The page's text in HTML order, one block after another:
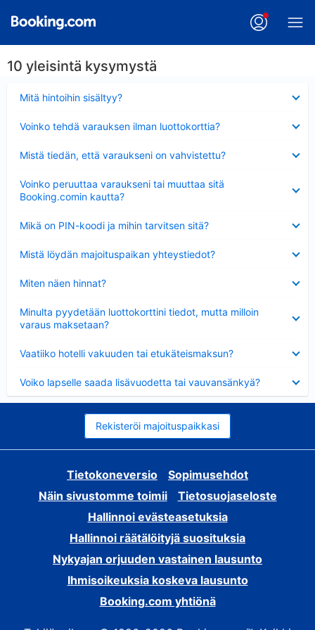
10 yleisintä kysymystä
Mitä hintoihin sisältyy?
Voinko tehdä varauksen ilman luottokorttia?
Mistä tiedän, että varaukseni on vahvistettu?
Voinko peruuttaa varaukseni tai muuttaa sitä
Booking.comin kautta?
Mikä on PIN-koodi ja mihin tarvitsen sitä?
Mistä löydän majoituspaikan yhteystiedot?
Miten näen hinnat?
Minulta pyydetään luottokorttini tiedot, mutta milloin
varaus maksetaan?
Vaatiiko hotelli vakuuden tai etukäteismaksun?
Voiko lapselle saada lisävuodetta tai vauvansänkyä?
Rekisteröi majoituspaikkasi
Tietokoneversio
Sopimusehdot
Näin sivustomme toimii
Tietosuojaseloste
Hallinnoi evästeasetuksia
Hallinnoi räätälöityjä suosituksia
Nykyajan orjuuden vastainen lausunto
Ihmisoikeuksia koskeva lausunto
Booking.com yhtiönä